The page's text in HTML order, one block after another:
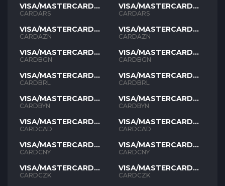
VISA/MASTERCARD
ARS
CARDARS
VISA/MASTERCARD
AZN
CARDAZN
VISA/MASTERCARD
BGN
CARDBGN
VISA/MASTERCARD
BRL
CARDBRL
VISA/MASTERCARD
BYN
CARDBYN
VISA/MASTERCARD
CAD
CARDCAD
VISA/MASTERCARD
CNY
CARDCNY
VISA/MASTERCARD
CZK
CARDCZK
VISA/MASTERCARD
ARS
CARDARS
VISA/MASTERCARD
AZN
CARDAZN
VISA/MASTERCARD
BGN
CARDBGN
VISA/MASTERCARD
BRL
CARDBRL
VISA/MASTERCARD
BYN
CARDBYN
VISA/MASTERCARD
CAD
CARDCAD
VISA/MASTERCARD
CNY
CARDCNY
VISA/MASTERCARD
CZK
CARDCZK